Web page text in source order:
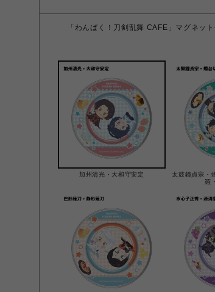
「わんぱく！刀剣乱舞 CAFE」マグネッ
加州清光・大和守安定
太鼓鐘貞宗・
羅